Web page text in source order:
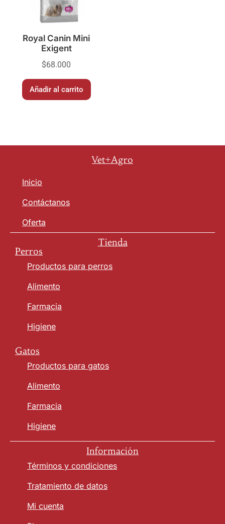
Royal Canin Mini
Exigent
$68.000
Añadir al carrito
Vet+Agro
Inicio
Contáctanos
Oferta
Tienda
Perros
Productos para perros
Alimento
Farmacia
Higiene
Gatos
Productos para gatos
Alimento
Farmacia
Higiene
Información
Términos y condiciones
Tratamiento de datos
Mi cuenta